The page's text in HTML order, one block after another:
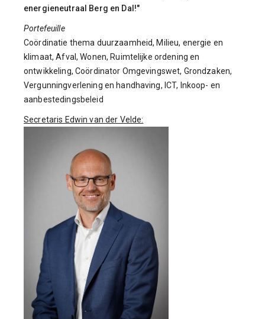
energieneutraal Berg en Dal!"
Portefeuille
Coördinatie thema duurzaamheid, Milieu, energie en
klimaat, Afval, Wonen, Ruimtelijke ordening en
ontwikkeling, Coördinator Omgevingswet, Grondzaken,
Vergunningverlening en handhaving, ICT, Inkoop- en
aanbestedingsbeleid
Secretaris Edwin van der Velde: